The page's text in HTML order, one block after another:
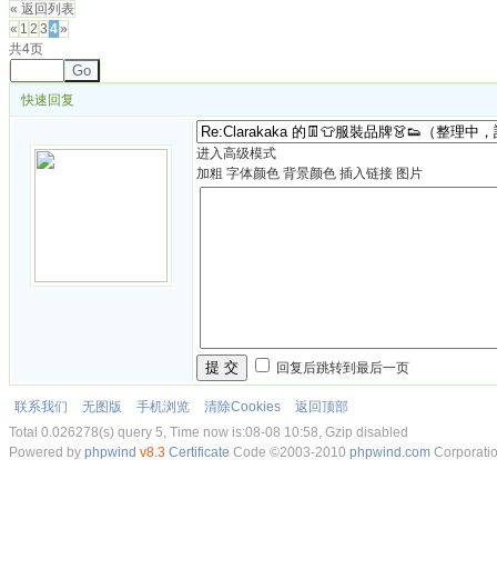
« 返回列表
« 1 2 3 4»
共4页
Go
快速回复
进入高级模式
加粗 字体颜色 背景颜色 插入链接 图片
提 交 回复后跳转到最后一页
联系我们 无图版 手机浏览 清除Cookies
返回顶部
Total 0.026278(s) query 5, Time now is:08-08 10:58, Gzip disabled
Powered by phpwind v8.3 Certificate Code ©2003-2010 phpwind.com